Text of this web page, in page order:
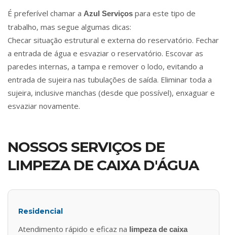
É preferível chamar a Azul Serviços para este tipo de
trabalho, mas segue algumas dicas:
Checar situação estrutural e externa do reservatório. Fechar
a entrada de água e esvaziar o reservatório. Escovar as
paredes internas, a tampa e remover o lodo, evitando a
entrada de sujeira nas tubulações de saída. Eliminar toda a
sujeira, inclusive manchas (desde que possível), enxaguar e
esvaziar novamente.
NOSSOS SERVIÇOS DE
LIMPEZA DE CAIXA D'ÁGUA
Residencial
Atendimento rápido e eficaz na limpeza de caixa